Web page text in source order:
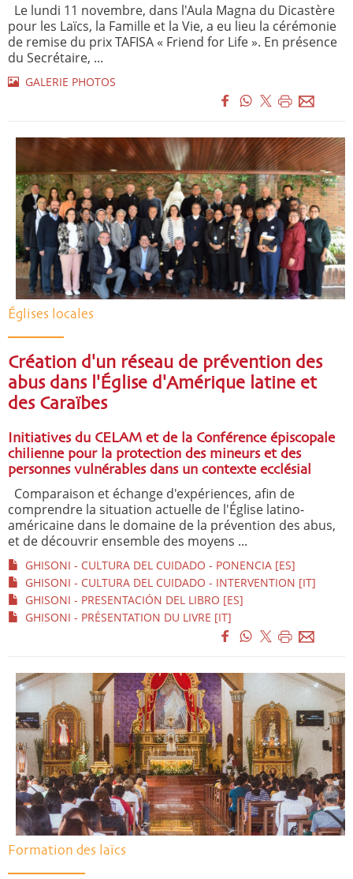
Le lundi 11 novembre, dans l'Aula Magna du Dicastère
pour les Laïcs, la Famille et la Vie, a eu lieu la cérémonie
de remise du prix TAFISA « Friend for Life ». En présence
du Secrétaire, ...
GALERIE PHOTOS
Églises locales
Création d'un réseau de prévention des
abus dans l'Église d'Amérique latine et
des Caraïbes
Initiatives du CELAM et de la Conférence épiscopale
chilienne pour la protection des mineurs et des
personnes vulnérables dans un contexte ecclésial
Comparaison et échange d'expériences, afin de
comprendre la situation actuelle de l'Église latino-
américaine dans le domaine de la prévention des abus,
et de découvrir ensemble des moyens ...
GHISONI - CULTURA DEL CUIDADO - PONENCIA [ES]
GHISONI - CULTURA DEL CUIDADO - INTERVENTION [IT]
GHISONI - PRESENTACIÓN DEL LIBRO [ES]
GHISONI - PRÉSENTATION DU LIVRE [IT]
Formation des laïcs